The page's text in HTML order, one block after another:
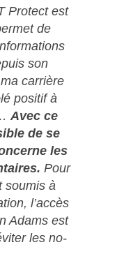
Protect est
de
son
carrière
positif à
Avec ce
de se
les
Pour
soumis à
l’accès
Adams est
les no-